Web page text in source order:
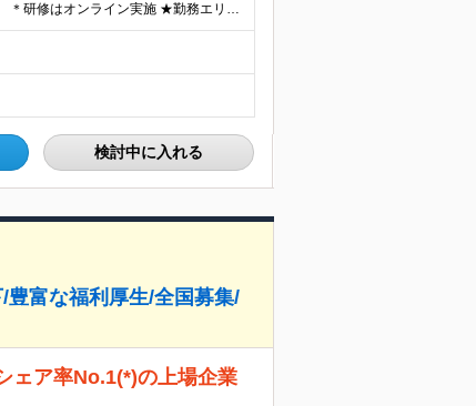
《転勤なし・全エリア積極採用中！》 ＊U・Iターンも歓迎 ＊研修はオンライン実施 ★勤務エリアは下記よりお選びいただけます★ 【首都圏】東京・神奈川・千葉・埼玉 【東海】愛知 【関西】大阪、京都、兵庫
検討中に入れる
富な福利厚生/全国募集/
ェア率No.1(*)の上場企業